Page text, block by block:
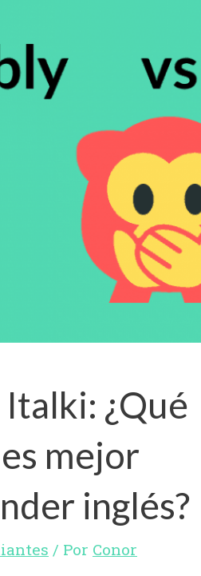
¿Qué
mejor
inglés?
/ Por Conor